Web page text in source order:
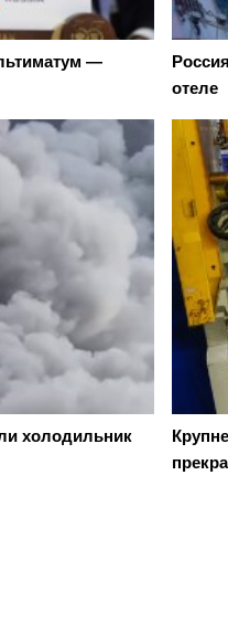
—
отеле
холодильник